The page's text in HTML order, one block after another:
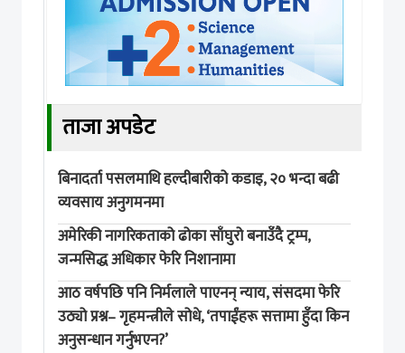
ताजा अपडेट
बिनादर्ता पसलमाथि हल्दीबारीको कडाइ, २० भन्दा बढी
व्यवसाय अनुगमनमा
अमेरिकी नागरिकताको ढोका साँघुरो बनाउँदै ट्रम्प,
जन्मसिद्ध अधिकार फेरि निशानामा
आठ वर्षपछि पनि निर्मलाले पाएनन् न्याय, संसदमा फेरि
उठ्यो प्रश्न– गृहमन्त्रीले सोधे, ‘तपाईंहरू सत्तामा हुँदा किन
अनुसन्धान गर्नुभएन?’